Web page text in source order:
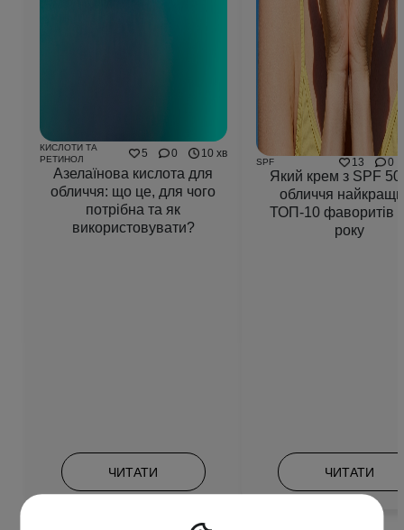
КИСЛОТИ ТА
РЕТИНОЛ
5 0 10 хв
Азелаїнова кислота для
обличчя: що це, для чого
потрібна та як
використовувати?
ЧИТАТИ
SPF 13 0
Який крем з SPF
обличчя
ТОП-10 фаворитів
року
ЧИТАТИ